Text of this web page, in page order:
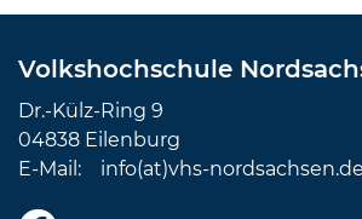
Volkshochschule
Dr.-Külz-Ring 9
04838 Eilenburg
E-Mail: info(at)vhs-nordsachsen.de